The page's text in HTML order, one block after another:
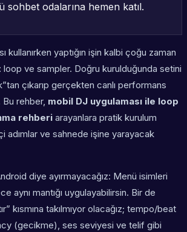
sohbet odalarına hemen katıl.
kullanırken yaptığın işin kalbi çoğu zaman
loop ve sampler. Doğru kurulduğunda setini
çıkarıp gerçekten canlı performans
Bu rehber, mobil DJ uygulaması ile loop
rehberi arayanlara pratik kurulum
adımlar ve sahnede işine yarayacak
diye ayırmayacağız: Menü isimleri
aynı mantığı uygulayabilirsin. Bir de
kısmına takılmıyor olacağız; tempo/beat
(gecikme), ses seviyesi ve telif gibi